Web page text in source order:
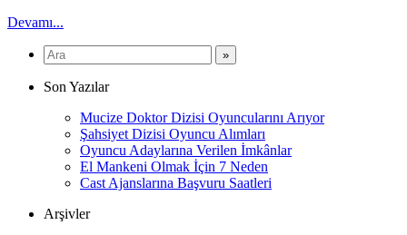
Devamı...
Son Yazılar
Mucize Doktor Dizisi Oyuncularını Arıyor
Şahsiyet Dizisi Oyuncu Alımları
Oyuncu Adaylarına Verilen İmkânlar
El Mankeni Olmak İçin 7 Neden
Cast Ajanslarına Başvuru Saatleri
Arşivler